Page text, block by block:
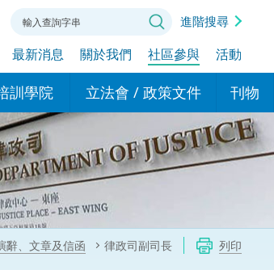
(印尼語)
進階搜尋
最新消息 關於我們 社區參與 活動
訓學院
力建設項
立法會 / 政策文件
現行政策措施
政策文件
特別財務委員會
刊物
基本
民事
辭、文章及信函 律政司副司長 列印